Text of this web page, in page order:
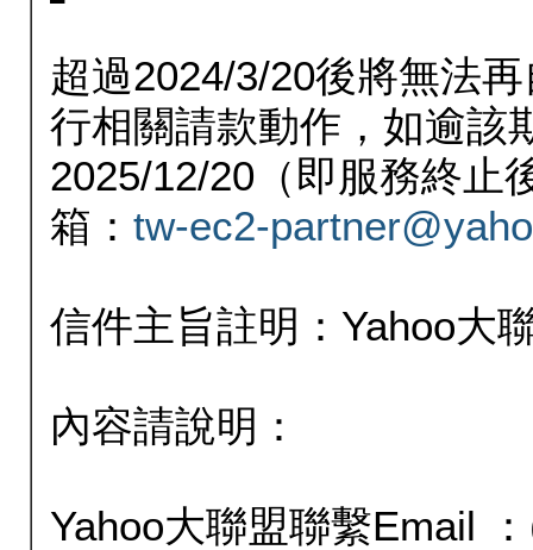
超過2024/3/20後將無法
行相關請款動作，如逾該
2025/12/20（即服務終止
箱： tw-ec2-
信件主旨註明：Yahoo大
內容請說明：
Yahoo大聯盟聯繫Email